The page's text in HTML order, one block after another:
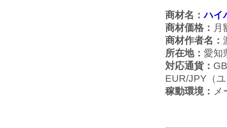
商材名：ハイ
商材価格： 月
商材作者名：
所在地： 愛知
対応通貨：
EUR/JPY（
稼動環境： メ